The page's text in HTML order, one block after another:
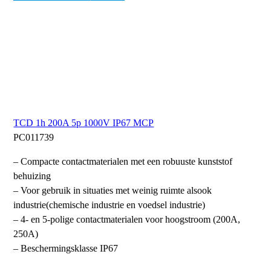
TCD 1h 200A 5p 1000V IP67 MCP
PC011739
– Compacte contactmaterialen met een robuuste kunststof
behuizing
– Voor gebruik in situaties met weinig ruimte alsook
industrie(chemische industrie en voedsel industrie)
– 4- en 5-polige contactmaterialen voor hoogstroom (200A,
250A)
– Beschermingsklasse IP67